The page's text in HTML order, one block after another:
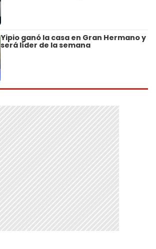
Yipio ganó la casa en Gran Hermano y
será líder de la semana